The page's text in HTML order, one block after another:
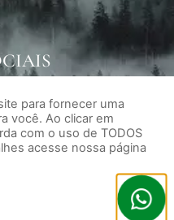
Agência Subversiva
para fornecer uma
você. Ao clicar em
com o uso de TODOS
acesse nossa página